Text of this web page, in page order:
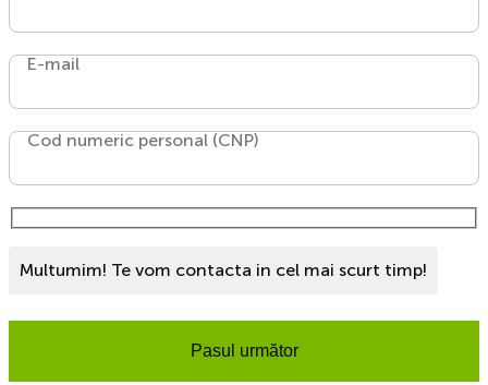
E-mail
Cod numeric personal (CNP)
Multumim! Te vom contacta in cel mai scurt timp!
Pasul următor